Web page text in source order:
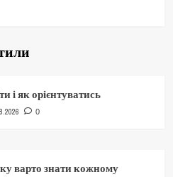
і як орієнтуватись
0
варто знати кожному